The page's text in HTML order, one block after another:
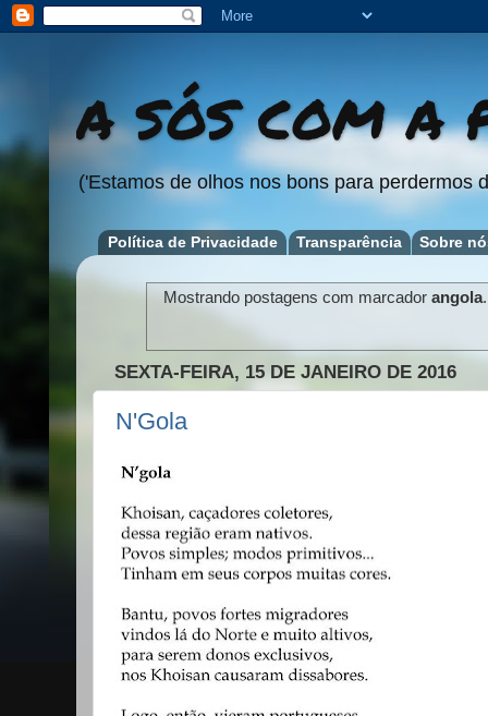
A SÓS COM A
('Estamos de olhos nos bons para perdermos
Política de Privacidade Transparência Sobre
Mostrando postagens com marcadorangola
SEXTA-FEIRA, 15 DE JANEIRO DE 2016
N'Gola